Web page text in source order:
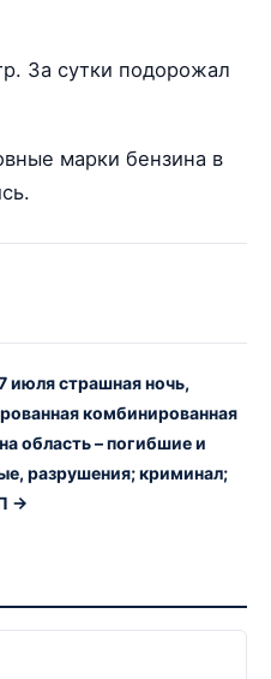
За сутки подорожал
марки бензина в
июля страшная ночь,
комбинированная
область – погибшие и
разрушения; криминал;
→